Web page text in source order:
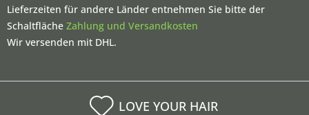
Lieferzeiten für andere Länder entnehmen Sie bitte der
Schaltfläche Zahlung und Versandkosten
Wir versenden mit DHL.
LOVE YOUR HAIR